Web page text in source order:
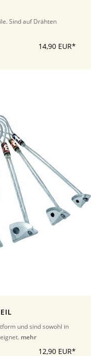
Sind auf Drähten
14,90 EUR*
und sind sowohl in
mehr
12,90 EUR*